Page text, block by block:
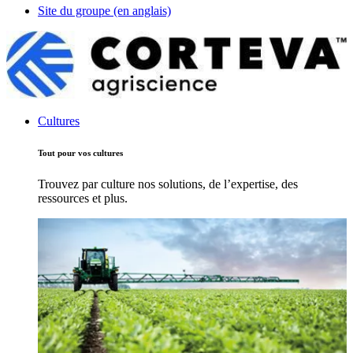
Site du groupe (en anglais)
Cultures
Tout pour vos cultures
Trouvez par culture nos solutions, de l’expertise, des
ressources et plus.